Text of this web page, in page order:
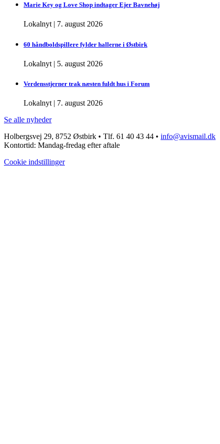
Marie Key og Love Shop indtager Ejer Bavnehøj
Lokalnyt| 7. august 2026
60 håndboldspillere fylder hallerne i Østbirk
Lokalnyt | 5. august 2026
Verdensstjerner trak næsten fuldt hus i Forum
Lokalnyt | 7. august 2026
Se alle nyheder
Holbergsvej 29, 8752 Østbirk • Tlf. 61 40 43 44 • info@avismail.dk
Kontortid: Mandag-fredag efter aftale
Cookie indstillinger